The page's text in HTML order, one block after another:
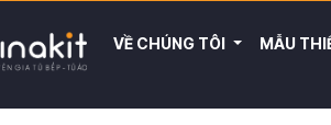
VỀ CHÚNG TÔI MẪU